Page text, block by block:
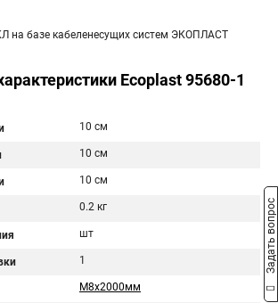
на базе кабеленесущих систем ЭКОПЛАСТ
Ecoplast 95680-1
10 см
10 см
10 см
0.2 кг
шт
1
М8х2000мм
Задать вопрос